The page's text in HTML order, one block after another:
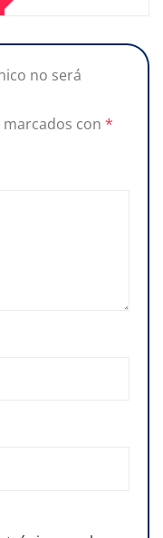
no será
con *